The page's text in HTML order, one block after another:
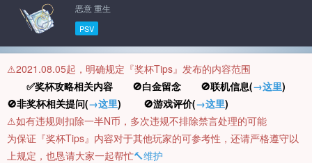
恶意 重生
PSV
⚠️2021.08.05起，明确规定『奖杯Tips』发布的内容范围
✅奖杯攻略相关内容 🚫白金留念 🚫联机信息(→这里)
🚫非奖杯相关提问(→这里) 🚫游戏评价(→这里)
⚠️如有违规则扣除一半N币，多次违规不排除禁言处理的可能
为保证『奖杯Tips』内容对于其他玩家的可参考性，还请严格遵守以
上规定，也恳请大家一起帮忙🔨维护